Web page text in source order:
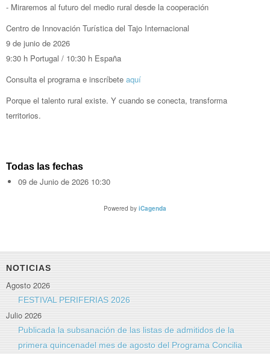
- Miraremos al futuro del medio rural desde la cooperación
Centro de Innovación Turística del Tajo Internacional
9 de junio de 2026
9:30 h Portugal / 10:30 h España
Consulta el programa e inscríbete aquí
Porque el talento rural existe. Y cuando se conecta, transforma
territorios.
Todas las fechas
09 de Junio de 2026 10:30
Powered by iCagenda
NOTICIAS
Agosto 2026
FESTIVAL PERIFERIAS 2026
Julio 2026
Publicada la subsanación de las listas de admitidos de la
primera quincenadel mes de agosto del Programa Concilia